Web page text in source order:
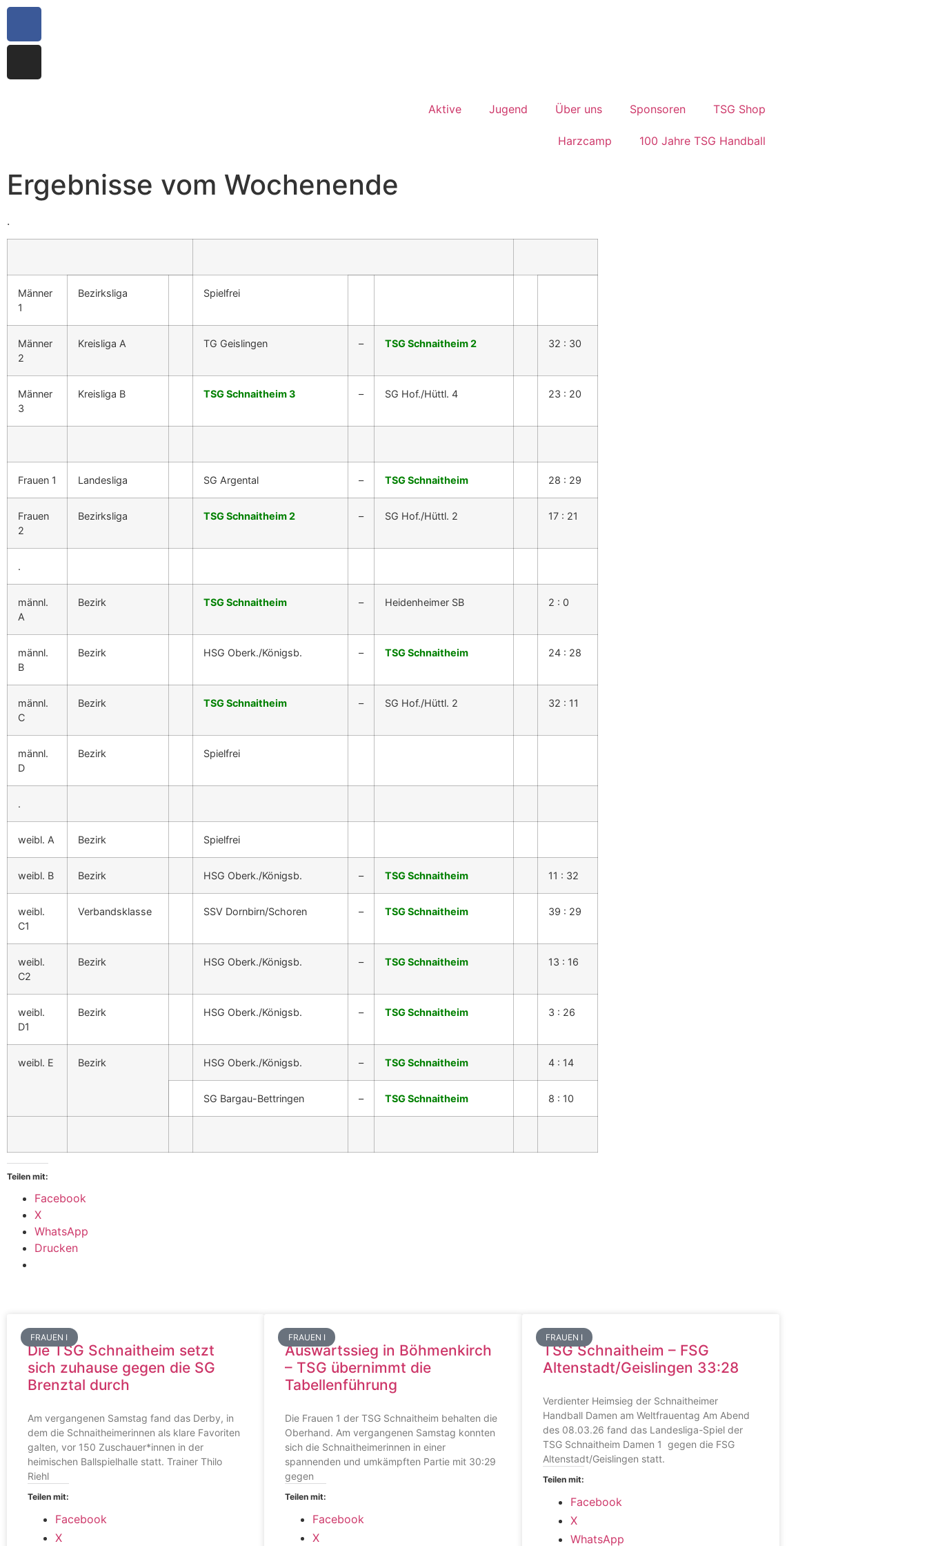
Aktive Jugend Über uns Sponsoren TSG Shop
Harzcamp 100 Jahre TSG Handball
Ergebnisse vom Wochenende
.
Männer
1
Bezirksliga Spielfrei
Männer
2
Kreisliga A TG Geislingen – TSG Schnaitheim 2 32 : 30
Männer
3
Kreisliga B TSG Schnaitheim 3 – SG Hof./Hüttl. 4 23 : 20
Frauen 1 Landesliga SG Argental – TSG Schnaitheim 28 : 29
Frauen
2
Bezirksliga TSG Schnaitheim 2 – SG Hof./Hüttl. 2 17 : 21
.
männl.
A
Bezirk TSG Schnaitheim – Heidenheimer SB 2 : 0
männl.
B
Bezirk HSG Oberk./Königsb. – TSG Schnaitheim 24 : 28
männl.
C
Bezirk TSG Schnaitheim – SG Hof./Hüttl. 2 32 : 11
männl.
D
Bezirk Spielfrei
.
weibl. A Bezirk Spielfrei
weibl. B Bezirk HSG Oberk./Königsb. – TSG Schnaitheim 11 : 32
weibl.
C1
Verbandsklasse SSV Dornbirn/Schoren – TSG Schnaitheim 39 : 29
weibl.
C2
Bezirk HSG Oberk./Königsb. – TSG Schnaitheim 13 : 16
weibl.
D1
Bezirk HSG Oberk./Königsb. – TSG Schnaitheim 3 : 26
weibl. E Bezirk HSG Oberk./Königsb. – TSG Schnaitheim 4 : 14
SG Bargau-Bettringen – TSG Schnaitheim 8 : 10
Teilen mit:
Facebook
X
WhatsApp
Drucken
FRAUEN I
Die TSG Schnaitheim setzt
sich zuhause gegen die SG
Brenztal durch
Am vergangenen Samstag fand das Derby, in
dem die Schnaitheimerinnen als klare Favoriten
galten, vor 150 Zuschauer*innen in der
heimischen Ballspielhalle statt. Trainer Thilo
Riehl
Teilen mit:
Facebook
X
FRAUEN I
Auswärtssieg in Böhmenkirch
– TSG übernimmt die
Tabellenführung
Die Frauen 1 der TSG Schnaitheim behalten die
Oberhand. Am vergangenen Samstag konnten
sich die Schnaitheimerinnen in einer
spannenden und umkämpften Partie mit 30:29
gegen
Teilen mit:
Facebook
X
FRAUEN I
TSG Schnaitheim – FSG
Altenstadt/Geislingen 33:28
Verdienter Heimsieg der Schnaitheimer
Handball Damen am Weltfrauentag Am Abend
des 08.03.26 fand das Landesliga-Spiel der
TSG Schnaitheim Damen 1 gegen die FSG
Altenstadt/Geislingen statt.
Teilen mit:
Facebook
X
WhatsApp